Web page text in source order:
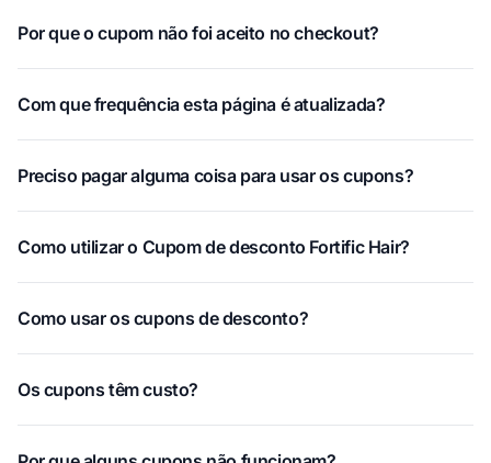
Por que o cupom não foi aceito no checkout?
Com que frequência esta página é atualizada?
Preciso pagar alguma coisa para usar os cupons?
Como utilizar o Cupom de desconto Fortific Hair?
Como usar os cupons de desconto?
Os cupons têm custo?